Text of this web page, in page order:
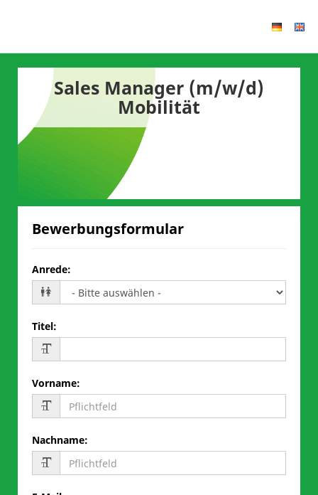
Sales Manager (m/w/d)
Mobilität
Bewerbungsformular
Anrede:
Titel:
Vorname:
Nachname: